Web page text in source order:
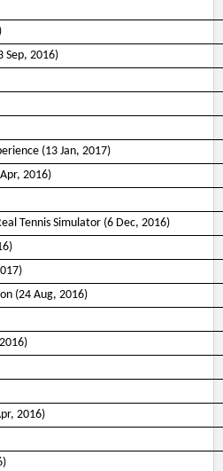
Sep, 2016)
(13 Jan, 2017)
2016)
Tennis Simulator (6 Dec, 2016)
(24 Aug, 2016)
2016)